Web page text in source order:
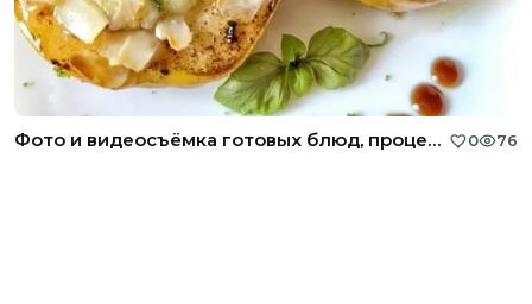
Фото и видеосъёмка готовых блюд, процесса приготовления 0 76